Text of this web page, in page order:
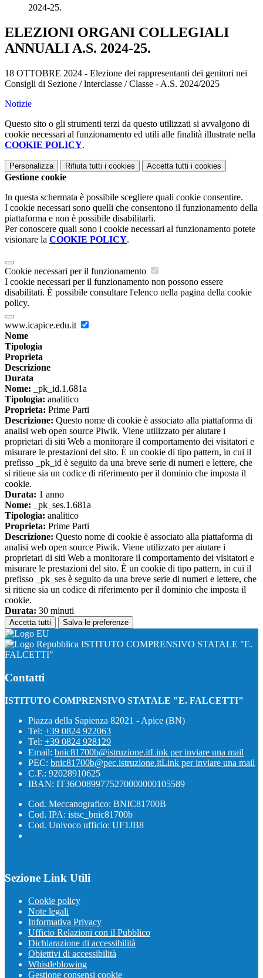
2024-25.
ELEZIONI ORGANI COLLEGIALI
ANNUALI A.S. 2024-25.
18 OTTOBRE 2024 - Elezione dei rappresentanti dei genitori nei
Consigli di Sezione / lnterclasse / Classe - A.S. 2024/2025
Notizie
Questo sito o gli strumenti terzi da questo utilizzati si avvalgono di
cookie necessari al funzionamento ed utili alle finalità illustrate nella
COOKIE POLICY.
Personalizza Rifiuta tutti i cookies Accetta tutti i cookies
Gestione cookie
In questa schermata è possibile scegliere quali cookie consentire.
I cookie necessari sono quelli che consentono il funzionamento della
piattaforma e non è possibile disabilitarli.
Per conoscere quali sono i cookie necessari al funzionamento potete
visionare la COOKIE POLICY.
Cookie necessari per il funzionamento
I cookie necessari per il funzionamento non possono essere
disabilitati. È possibile consultare l'elenco nella pagina della cookie
policy.
www.icapice.edu.it
Nome
Tipologia
Proprieta
Descrizione
Durata
Nome: _pk_id.1.681a
Tipologia: analitico
Proprieta: Prime Parti
Descrizione: Questo nome di cookie è associato alla piattaforma di
analisi web open source Piwik. Viene utilizzato per aiutare i
proprietari di siti Web a monitorare il comportamento dei visitatori e
misurare le prestazioni del sito. È un cookie di tipo pattern, in cui il
prefisso _pk_id è seguito da una breve serie di numeri e lettere, che
si ritiene sia un codice di riferimento per il dominio che imposta il
cookie.
Durata: 1 anno
Nome: _pk_ses.1.681a
Tipologia: analitico
Proprieta: Prime Parti
Descrizione: Questo nome di cookie è associato alla piattaforma di
analisi web open source Piwik. Viene utilizzato per aiutare i
proprietari di siti Web a monitorare il comportamento dei visitatori e
misurare le prestazioni del sito. È un cookie di tipo pattern, in cui il
prefisso _pk_ses è seguito da una breve serie di numeri e lettere, che
si ritiene sia un codice di riferimento per il dominio che imposta il
cookie.
Durata: 30 minuti
Accetta tutti Salva le preferenze
ISTITUTO COMPRENSIVO STATALE "E.
FALCETTI"
Contatti
ISTITUTO COMPRENSIVO STATALE "E. FALCETTI"
Piazza della Sapienza 82021 - Apice (BN)
Tel: +39 0824 922063
Tel: +39 0824 928129
Email: bnic81700b@istruzione.itLink per inviare una mail
PEC: bnic81700b@pec.istruzione.itLink per inviare una mail
C.F.: 92028910625
IBAN: IT36O0899775270000000105589
Cod. Meccanografico: BNIC81700B
Cod. IPA: istsc_bnic81700b
Cod. Univoco ufficio: UF1JB8
Sezione Link Utili
Cookie policy
Note legali
Informativa Privacy
Ufficio Relazioni con il Pubblico
Dichiarazione di accessibilità
Obiettivi di accessibilità
Whistleblowing
Gestione consensi cookie